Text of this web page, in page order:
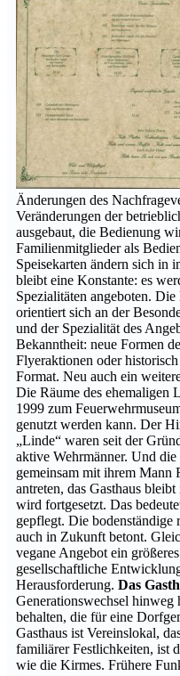
Änderungen des
Veränderungen der
ausgebaut, die Bedienung
Familienmitglieder als
Speisekarten ändern sich in
bleibt eine Konstante: es
Spezialitäten angeboten.
orientiert sich an der
und der Spezialität des
Bekanntheit: neue Formen
Flyeraktionen oder
Format. Neu auch ein
Die Räume des ehemaligen
1999 zum
genutzt werden kann. Der
„Linde“ waren seit der
aktive Wehrmänner. Und
gemeinsam mit ihrem Mann
antreten, das Gasthaus
wird fortgesetzt. Das
gepflegt. Die
auch in Zukunft betont.
vegane Angebot ein
gesellschaftliche
Herausforderung. Das
Generationswechsel hinweg
behalten, die für eine
Gasthaus ist Vereinslokal,
familiärer Festlichkeiten, ist
wie die Kirmes. Frühere